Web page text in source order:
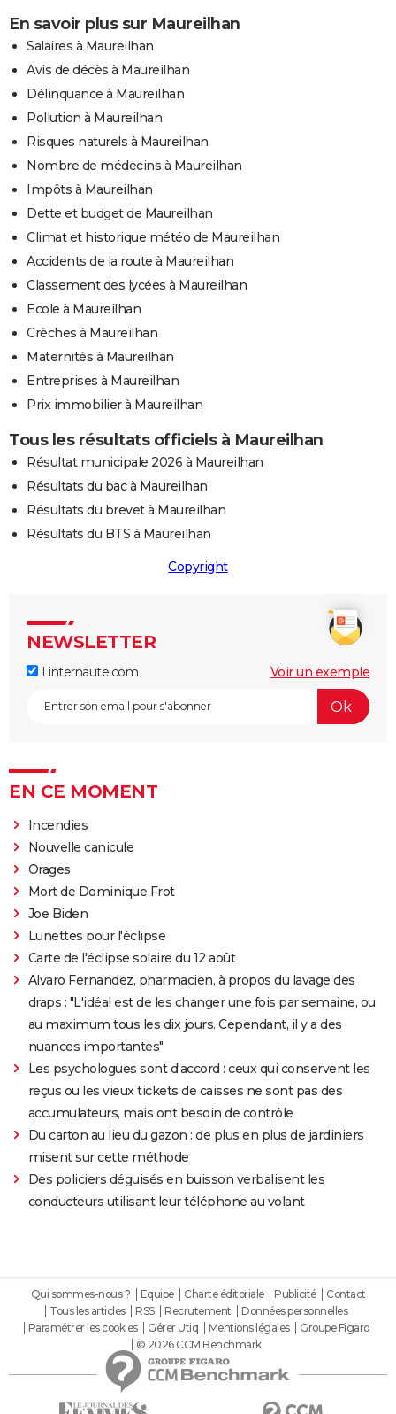
En savoir plus sur Maureilhan
Salaires à Maureilhan
Avis de décès à Maureilhan
Délinquance à Maureilhan
Pollution à Maureilhan
Risques naturels à Maureilhan
Nombre de médecins à Maureilhan
Impôts à Maureilhan
Dette et budget de Maureilhan
Climat et historique météo de Maureilhan
Accidents de la route à Maureilhan
Classement des lycées à Maureilhan
Ecole à Maureilhan
Crèches à Maureilhan
Maternités à Maureilhan
Entreprises à Maureilhan
Prix immobilier à Maureilhan
Tous les résultats officiels à Maureilhan
Résultat municipale 2026 à Maureilhan
Résultats du bac à Maureilhan
Résultats du brevet à Maureilhan
Résultats du BTS à Maureilhan
Copyright
NEWSLETTER
Linternaute.com Voir un exemple
EN CE MOMENT
Incendies
Nouvelle canicule
Orages
Mort de Dominique Frot
Joe Biden
Lunettes pour l'éclipse
Carte de l'éclipse solaire du 12 août
Alvaro Fernandez, pharmacien, à propos du lavage des
draps : "L'idéal est de les changer une fois par semaine, ou
au maximum tous les dix jours. Cependant, il y a des
nuances importantes"
Les psychologues sont d'accord : ceux qui conservent les
reçus ou les vieux tickets de caisses ne sont pas des
accumulateurs, mais ont besoin de contrôle
Du carton au lieu du gazon : de plus en plus de jardiniers
misent sur cette méthode
Des policiers déguisés en buisson verbalisent les
conducteurs utilisant leur téléphone au volant
Qui sommes-nous ? Equipe Charte éditoriale Publicité
Contact
Tous les articles
RSS Recrutement
Données personnelles
Paramétrer les cookies
Gérer Utiq Mentions légales
Groupe Figaro
© 2026 CCM Benchmark